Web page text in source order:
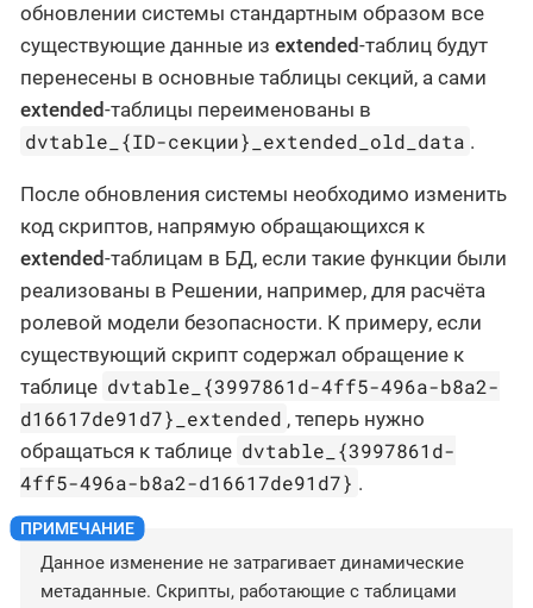
обновлении системы стандартным образом все
существующие данные из extended-таблиц будут
перенесены в основные таблицы секций, а сами
extended-таблицы переименованы в
dvtable_{ID-секции}_extended_old_data .
После обновления системы необходимо изменить
код скриптов, напрямую обращающихся к
extended-таблицам в БД, если такие функции были
реализованы в Решении, например, для расчёта
ролевой модели безопасности. К примеру, если
существующий скрипт содержал обращение к
таблице dvtable_{3997861d-4ff5-496a-b8a2-
d16617de91d7}_extended , теперь нужно
обращаться к таблице dvtable_{3997861d-
4ff5-496a-b8a2-d16617de91d7} .
Данное изменение не затрагивает динамические
метаданные. Скрипты, работающие с таблицами